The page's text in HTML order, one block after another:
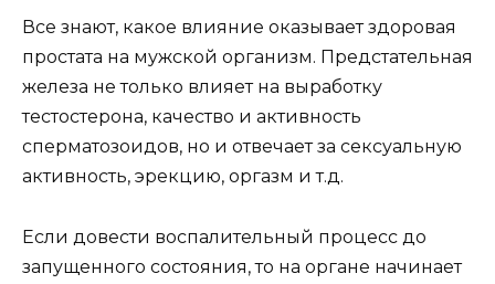
Все знают, какое влияние оказывает здоровая
простата на мужской организм. Предстательная
железа не только влияет на выработку
тестостерона, качество и активность
сперматозоидов, но и отвечает за сексуальную
активность, эрекцию, оргазм и т.д.
Если довести воспалительный процесс до
запущенного состояния, то на органе начинает